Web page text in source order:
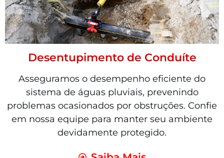
Desentupimento de Conduíte
Asseguramos o desempenho eficiente do
sistema de águas pluviais, prevenindo
problemas ocasionados por obstruções. Confie
em nossa equipe para manter seu ambiente
devidamente protegido.